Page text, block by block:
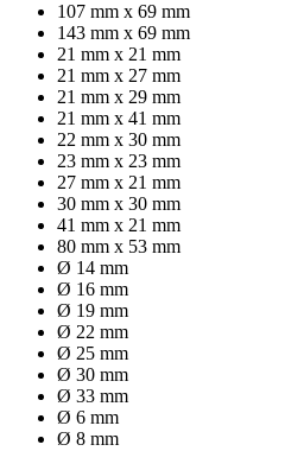
107 mm x 69 mm
143 mm x 69 mm
21 mm x 21 mm
21 mm x 27 mm
21 mm x 29 mm
21 mm x 41 mm
22 mm x 30 mm
23 mm x 23 mm
27 mm x 21 mm
30 mm x 30 mm
41 mm x 21 mm
80 mm x 53 mm
Ø 14 mm
Ø 16 mm
Ø 19 mm
Ø 22 mm
Ø 25 mm
Ø 30 mm
Ø 33 mm
Ø 6 mm
Ø 8 mm